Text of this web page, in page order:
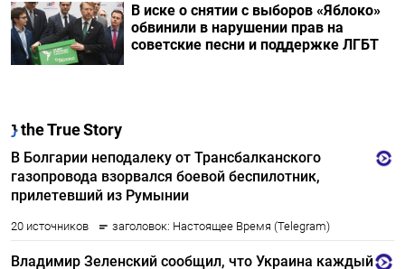
В иске о снятии с выборов «Яблоко»
обвинили в нарушении прав на
советские песни и поддержке ЛГБТ